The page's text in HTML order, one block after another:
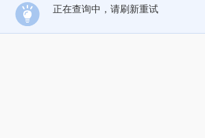
正在查询中，请刷新重试